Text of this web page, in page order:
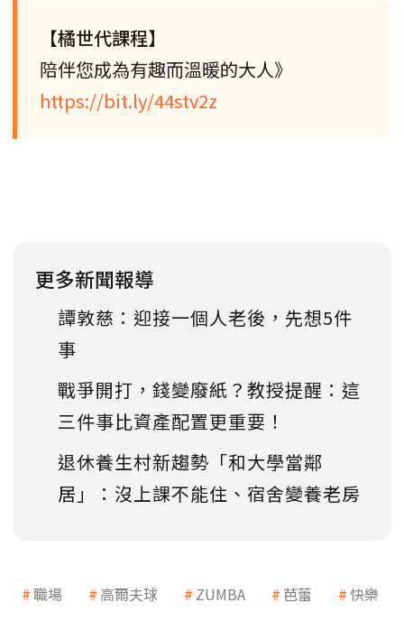
【橘世代課程】
陪伴您成為有趣而溫暖的大人》
https://bit.ly/44stv2z
更多新聞報導
譚敦慈：迎接一個人老後，先想5件
事
戰爭開打，錢變廢紙？教授提醒：這
三件事比資產配置更重要！
退休養生村新趨勢「和大學當鄰
居」：沒上課不能住、宿舍變養老房
職場 高爾夫球 ZUMBA 芭蕾 快樂